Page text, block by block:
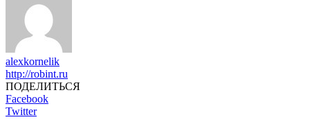
alexkornelik
http://robint.ru
ПОДЕЛИТЬСЯ
Facebook
Twitter